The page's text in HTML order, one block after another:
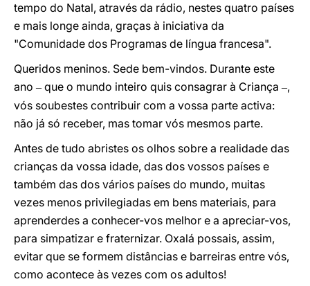
tempo do Natal, através da rádio, nestes quatro países
e mais longe ainda, graças à iniciativa da
"Comunidade dos Programas de língua francesa".
Queridos meninos. Sede bem-vindos. Durante este
ano – que o mundo inteiro quis consagrar à Criança –,
vós soubestes contribuir com a vossa parte activa:
não já só receber, mas tomar vós mesmos parte.
Antes de tudo abristes os olhos sobre a realidade das
crianças da vossa idade, das dos vossos países e
também das dos vários países do mundo, muitas
vezes menos privilegiadas em bens materiais, para
aprenderdes a conhecer-vos melhor e a apreciar-vos,
para simpatizar e fraternizar. Oxalá possais, assim,
evitar que se formem distâncias e barreiras entre vós,
como acontece às vezes com os adultos!